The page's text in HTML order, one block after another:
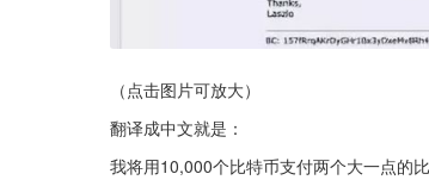
（点击图片可放大）
翻译成中文就是：
我将用10,000个比特币支付两个大一点的